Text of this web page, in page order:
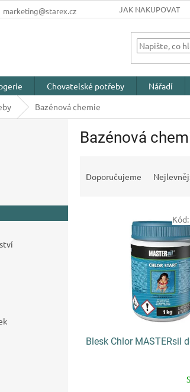
marketing@starex.cz JAK NAKUPOVAT
Chovatelské potřeby Nářadí
Bazénová chemie
Bazénová
Doporučujeme
Blesk Chlor MASTERsil
Kód: